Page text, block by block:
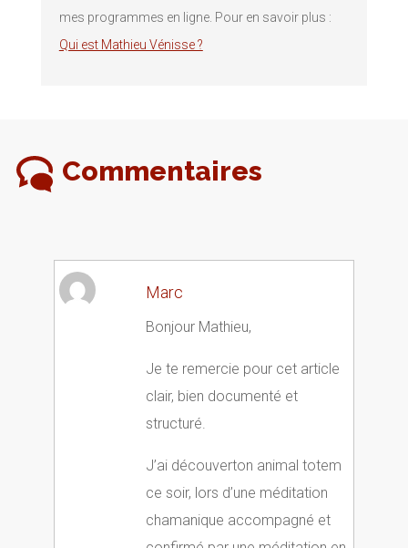
mes programmes en ligne. Pour en savoir plus :
Qui est Mathieu Vénisse ?
Commentaires
Marc
Bonjour Mathieu,
Je te remercie pour cet article
clair, bien documenté et
structuré.
J’ai découverton animal totem
ce soir, lors d’une méditation
chamanique accompagné et